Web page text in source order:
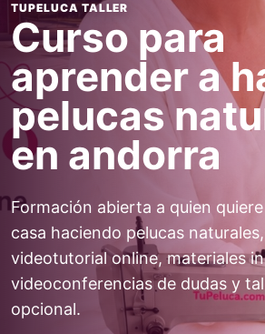
TUPELUCA TALLER
Curso para
aprender a
pelucas
en andorra
Formación abierta a quien
casa haciendo pelucas
videotutorial online, materiales
videoconferencias de dudas y
opcional.